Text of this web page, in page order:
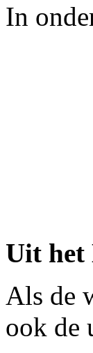
In
Uit het
Als de
ook de